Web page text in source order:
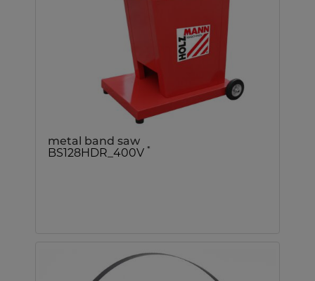
metal band saw
BS128HDR_400V *